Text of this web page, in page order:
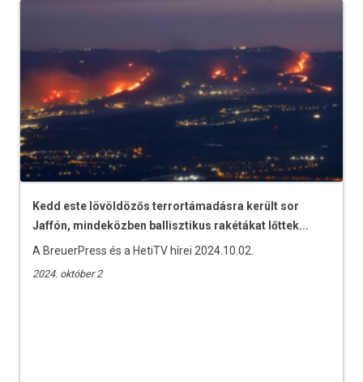
Kedd este lövöldözős terrortámadásra került sor
Jaffón, mindeközben ballisztikus rakétákat lőttek...
A BreuerPress és a HetiTV hírei 2024.10.02.
2024. október 2